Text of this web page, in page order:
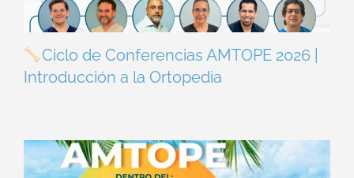
Ciclo de Conferencias AMTOPE 2026 |
Introducción a la Ortopedia